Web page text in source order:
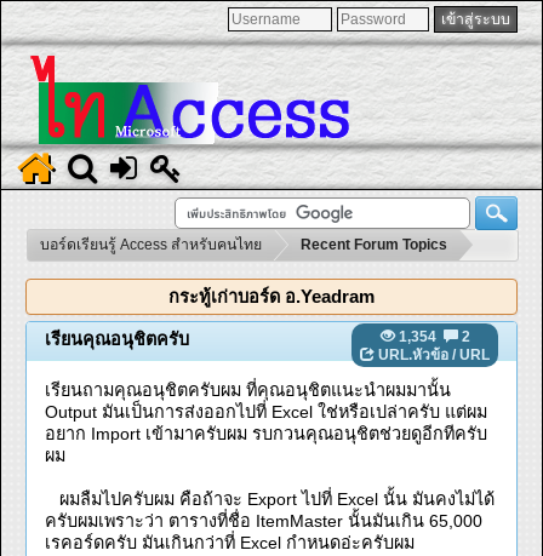
บอร์ดเรียนรู้ Access สำหรับคนไทย Recent Forum Topics
กระทู้เก่าบอร์ด อ.Yeadram
1,354
2
URL.หัวข้อ / URL
เรียนคุณอนุชิตครับ
เรียนถามคุณอนุชิตครับผม ที่คุณอนุชิตแนะนำผมมานั้น
Output มันเป็นการส่งออกไปที่ Excel ใช่หรือเปล่าครับ แต่ผม
อยาก Import เข้ามาครับผม รบกวนคุณอนุชิตช่วยดูอีกทีครับ
ผม
ผมลืมไปครับผม คือถ้าจะ Export ไปที่ Excel นั้น มันคงไม่ได้
ครับผมเพราะว่า ตารางที่ชื่อ ItemMaster นั้นมันเกิน 65,000
เรคอร์ดครับ มันเกินกว่าที่ Excel กำหนดอ่ะครับผม